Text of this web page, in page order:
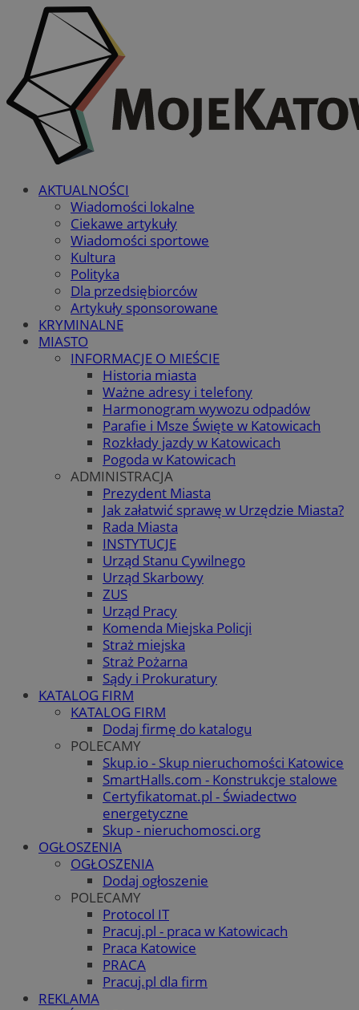
AKTUALNOŚCI
Wiadomości lokalne
Ciekawe artykuły
Wiadomości sportowe
Kultura
Polityka
Dla przedsiębiorców
Artykuły sponsorowane
KRYMINALNE
MIASTO
INFORMACJE O MIEŚCIE
Historia miasta
Ważne adresy i telefony
Harmonogram wywozu odpadów
Parafie i Msze Święte w Katowicach
Rozkłady jazdy w Katowicach
Pogoda w Katowicach
ADMINISTRACJA
Prezydent Miasta
Jak załatwić sprawę w Urzędzie Miasta?
Rada Miasta
INSTYTUCJE
Urząd Stanu Cywilnego
Urząd Skarbowy
ZUS
Urząd Pracy
Komenda Miejska Policji
Straż miejska
Straż Pożarna
Sądy i Prokuratury
KATALOG FIRM
KATALOG FIRM
Dodaj firmę do katalogu
POLECAMY
Skup.io - Skup nieruchomości Katowice
SmartHalls.com - Konstrukcje stalowe
Certyfikatomat.pl - Świadectwo
energetyczne
Skup - nieruchomosci.org
OGŁOSZENIA
OGŁOSZENIA
Dodaj ogłoszenie
POLECAMY
Protocol IT
Pracuj.pl - praca w Katowicach
Praca Katowice
PRACA
Pracuj.pl dla firm
REKLAMA